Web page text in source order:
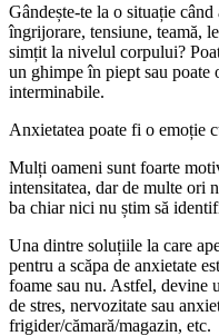
Gândește-te la o situație
îngrijorare, tensiune, teamă,
simțit la nivelul corpului?
un ghimpe în piept sau poate
interminabile.
Anxietatea poate fi o emoție
Mulți oameni sunt foarte
intensitatea, dar de multe ori
ba chiar nici nu știm să
Una dintre soluțiile la care
pentru a scăpa de anxietate
foame sau nu. Astfel, devine
de stres, nervozitate sau
frigider/cămară/magazin, etc.